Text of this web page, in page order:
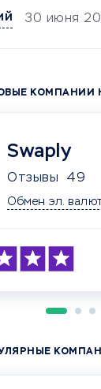
30 июня
КОМПАНИИ
Swaply
Отзывы 49
Обмен эл.